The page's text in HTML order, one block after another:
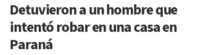
Detuvieron a un hombre que
intentó robar en una casa en
Paraná